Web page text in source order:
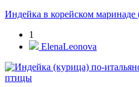
Индейка в корейском
1
ElenaLeonova
птицы